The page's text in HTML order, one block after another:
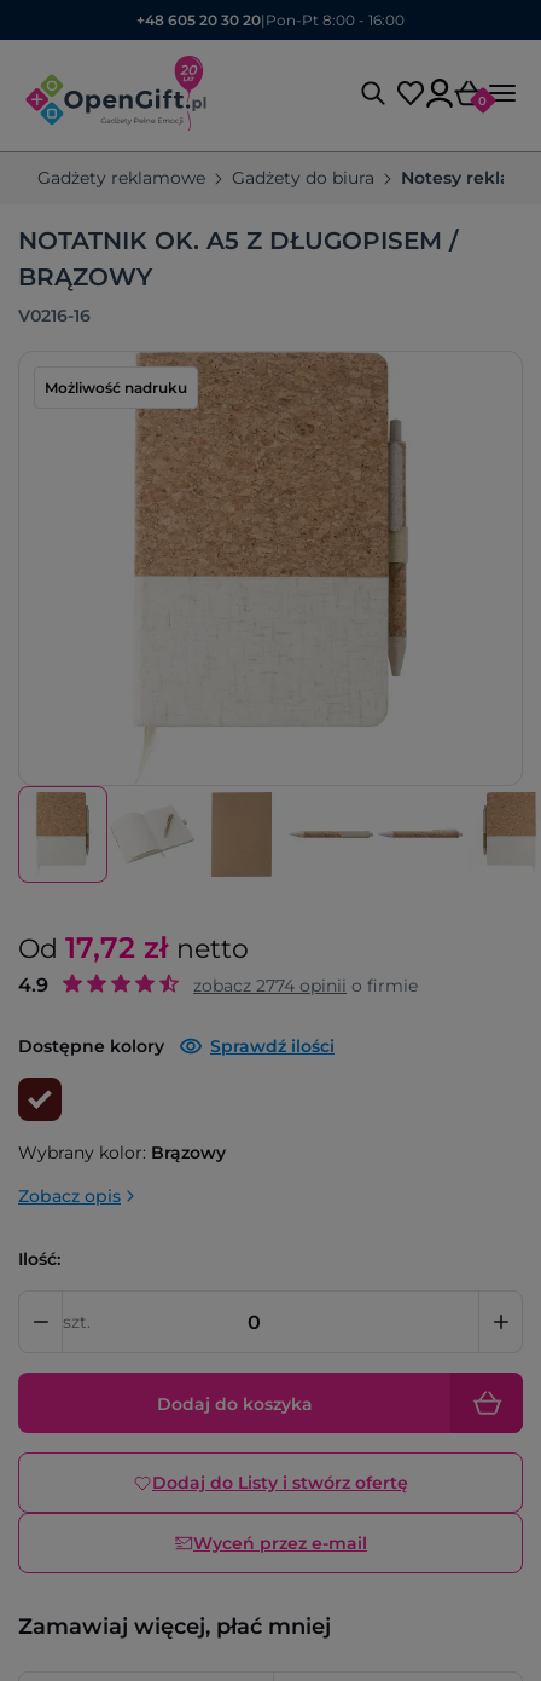
+48 605 20 30 20| Pon-Pt 8:00 - 16:00
0
Gadżety reklamowe Gadżety do biura Notesy
NOTATNIK OK. A5 Z DŁUGOPISEM /
BRĄZOWY
V0216-16
Możliwość nadruku
Od 17,72 zł netto
4.9 zobacz 2774 opinii o firmie
Dostępne kolory Sprawdź ilości
Wybrany kolor: Brązowy
Zobacz opis
Ilość:
szt.
Dodaj do koszyka
Dodaj do Listy i stwórz ofertę
Wyceń przez e-mail
Zamawiaj więcej, płać mniej